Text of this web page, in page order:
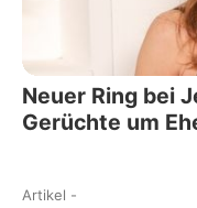
Neuer Ring bei
Gerüchte um
Artikel -